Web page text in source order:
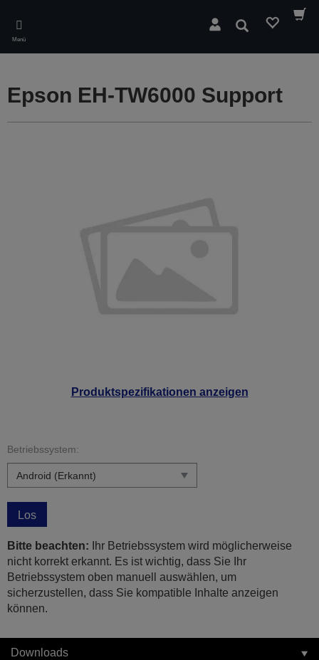
main
content
Menü
Suchen
Produktspezifikationen anzeigen
Epson EH-TW6000 Support
Betriebssystem:
Los
Bitte beachten: Ihr Betriebssystem wird möglicherweise
nicht korrekt erkannt. Es ist wichtig, dass Sie Ihr
Betriebssystem oben manuell auswählen, um
sicherzustellen, dass Sie kompatible Inhalte anzeigen
können.
Downloads